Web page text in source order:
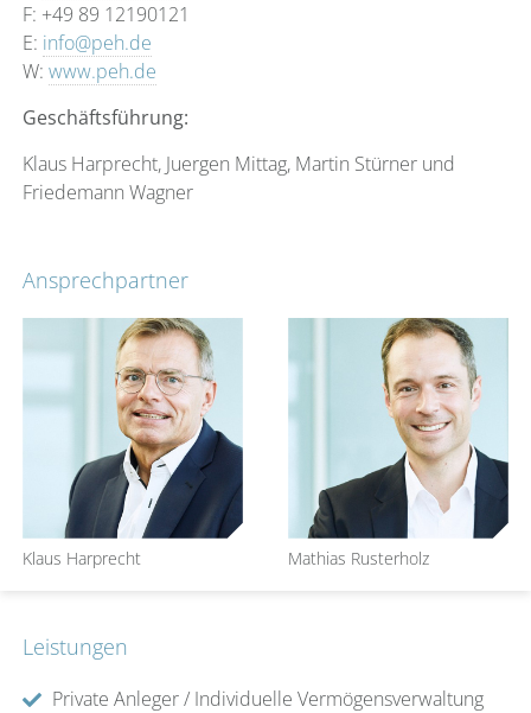
F: +49 89 12190121
E: info@peh.de
W:www.peh.de
Geschäftsführung:
Klaus Harprecht, Juergen Mittag, Martin Stürner und
Friedemann Wagner
Ansprechpartner
Klaus Harprecht Mathias Rusterholz
Leistungen
Private Anleger / Individuelle Vermögensverwaltung